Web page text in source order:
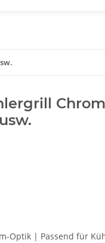
Optik | Passend für